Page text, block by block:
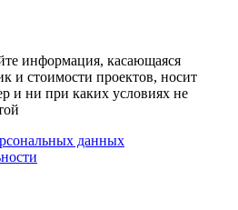
информация, касающаяся
и стоимости проектов, носит
и ни при каких условиях не
данных